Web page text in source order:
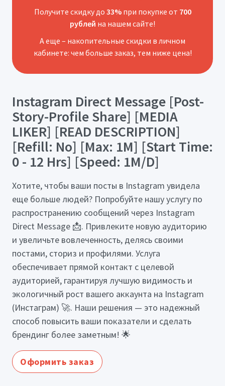
Получите скидку до 33%при покупке от 700
рублей на нашем сайте!
А еще – накопительные скидки в личном
кабинете: чем больше заказ, тем ниже цена!
Instagram Direct Message [Post-
Story-Profile Share] [MEDIA
LIKER] [READ DESCRIPTION]
[Refill: No] [Max: 1M] [Start Time:
0 - 12 Hrs] [Speed: 1M/D]
Хотите, чтобы ваши посты в Instagram увидела
еще больше людей? Попробуйте нашу услугу по
распространению сообщений через Instagram
Direct Message 📩. Привлеките новую аудиторию
и увеличьте вовлеченность, делясь своими
постами, сториз и профилями. Услуга
обеспечивает прямой контакт с целевой
аудиторией, гарантируя лучшую видимость и
экологичный рост вашего аккаунта на Instagram
(Инстаграм) 🚀. Наши решения — это надежный
способ повысить ваши показатели и сделать
брендинг более заметным! 🌟
Оформить заказ